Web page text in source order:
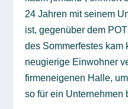
24 Jahren mit seinem
ist, gegenüber dem
des Sommerfestes kam
neugierige Einwohner
firmeneigenen Halle,
so für ein Unternehmen